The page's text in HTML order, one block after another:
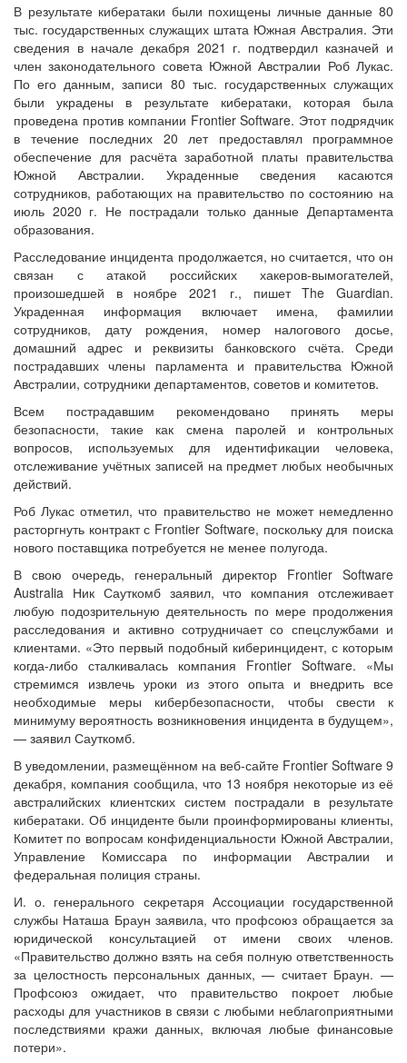
В результате кибератаки были похищены личные данные 80
тыс. государственных служащих штата Южная Австралия. Эти
сведения в начале декабря 2021 г. подтвердил казначей и
член законодательного совета Южной Австралии Роб Лукас.
По его данным, записи 80 тыс. государственных служащих
были украдены в результате кибератаки, которая была
проведена против компании Frontier Software. Этот подрядчик
в течение последних 20 лет предоставлял программное
обеспечение для расчёта заработной платы правительства
Южной Австралии. Украденные сведения касаются
сотрудников, работающих на правительство по состоянию на
июль 2020 г. Не пострадали только данные Департамента
образования.
Расследование инцидента продолжается, но считается, что он
связан с атакой российских хакеров-вымогателей,
произошедшей в ноябре 2021 г., пишет The Guardian.
Украденная информация включает имена, фамилии
сотрудников, дату рождения, номер налогового досье,
домашний адрес и реквизиты банковского счёта. Среди
пострадавших члены парламента и правительства Южной
Австралии, сотрудники департаментов, советов и комитетов.
Всем пострадавшим рекомендовано принять меры
безопасности, такие как смена паролей и контрольных
вопросов, используемых для идентификации человека,
отслеживание учётных записей на предмет любых необычных
действий.
Роб Лукас отметил, что правительство не может немедленно
расторгнуть контракт с Frontier Software, поскольку для поиска
нового поставщика потребуется не менее полугода.
В свою очередь, генеральный директор Frontier Software
Australia Ник Сауткомб заявил, что компания отслеживает
любую подозрительную деятельность по мере продолжения
расследования и активно сотрудничает со спецслужбами и
клиентами. «Это первый подобный киберинцидент, с которым
когда-либо сталкивалась компания Frontier Software. «Мы
стремимся извлечь уроки из этого опыта и внедрить все
необходимые меры кибербезопасности, чтобы свести к
минимуму вероятность возникновения инцидента в будущем»,
— заявил Сауткомб.
В уведомлении, размещённом на веб-сайте Frontier Software 9
декабря, компания сообщила, что 13 ноября некоторые из её
австралийских клиентских систем пострадали в результате
кибератаки. Об инциденте были проинформированы клиенты,
Комитет по вопросам конфиденциальности Южной Австралии,
Управление Комиссара по информации Австралии и
федеральная полиция страны.
И. о. генерального секретаря Ассоциации государственной
службы Наташа Браун заявила, что профсоюз обращается за
юридической консультацией от имени своих членов.
«Правительство должно взять на себя полную ответственность
за целостность персональных данных, — считает Браун. —
Профсоюз ожидает, что правительство покроет любые
расходы для участников в связи с любыми неблагоприятными
последствиями кражи данных, включая любые финансовые
потери».